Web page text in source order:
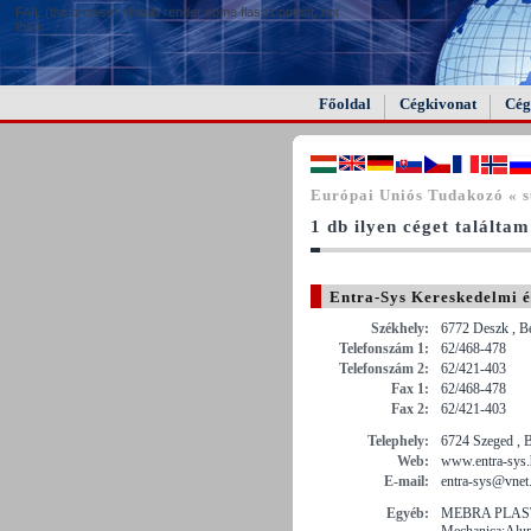
FAIL (the browser should render some flash content, not
this).
Főoldal Cégkivonat
Európai Uniós Tudakozó «
1 db ilyen céget
Entra-Sys Kereskedelmi
Székhely:
6772 Deszk ,
Telefonszám 1:
62/468-478
Telefonszám 2:
62/421-403
Fax 1:
62/468-478
Fax 2:
62/421-403
Telephely:
6724 Szeged ,
Web:
www.entra-
E-mail:
entra-
Egyéb:
MEBRA